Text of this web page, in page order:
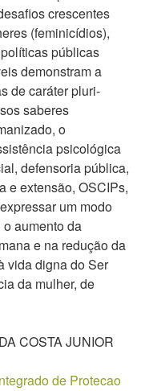
crescentes
(feminicídios),
públicas
demonstram a
de caráter pluri-
saberes
o
psicológica
defensoria pública,
e extensão, OSCIPs,
um modo
aumento da
e na redução da
vida digna do Ser
da mulher, de
COSTA JUNIOR
de Protecao